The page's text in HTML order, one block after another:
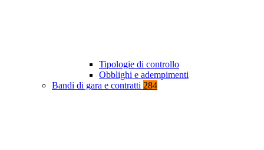
Tipologie di controllo
Obblighi e adempimenti
Bandi di gara e contratti 284